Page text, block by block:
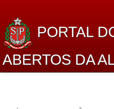
PORTAL
ABERTOS DA